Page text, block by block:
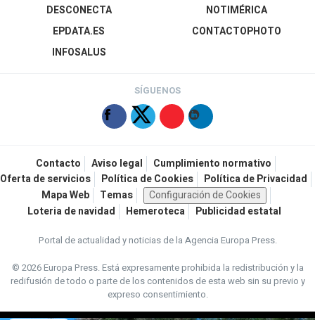
DESCONECTA
EPDATA.ES
INFOSALUS
NOTIMÉRICA
CONTACTOPHOTO
SÍGUENOS
Contacto Aviso legal
Cumplimiento normativo
Oferta de servicios
Política de Cookies
Política de Privacidad
Mapa Web
Temas
Configuración de Cookies
Loteria de navidad
Hemeroteca Publicidad estatal
Portal de actualidad y noticias de la Agencia Europa Press.
© 2026 Europa Press.Está expresamente prohibida la redistribución y la
redifusión de todo o parte de los contenidos de esta web sin su previo y
expreso consentimiento.